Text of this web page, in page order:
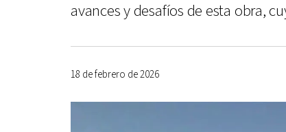
avances y desafíos de esta obra,
18 de febrero de 2026